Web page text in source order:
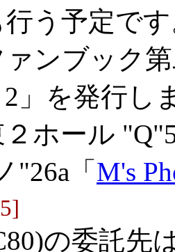
う予定で
ンブック
2」を発行し
ホール
"26a「 M's
の委託先